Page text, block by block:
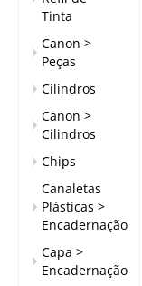
Tinta
Canon >
Peças
Cilindros
Canon >
Cilindros
Chips
Canaletas
Plásticas >
Encadernação
Capa >
Encadernação